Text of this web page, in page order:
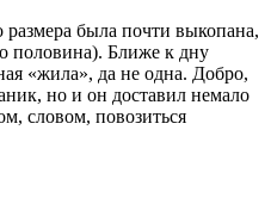
размера была почти выкопана,
половина). Ближе к дну
«жила», да не одна. Добро,
но и он доставил немало
словом, повозиться